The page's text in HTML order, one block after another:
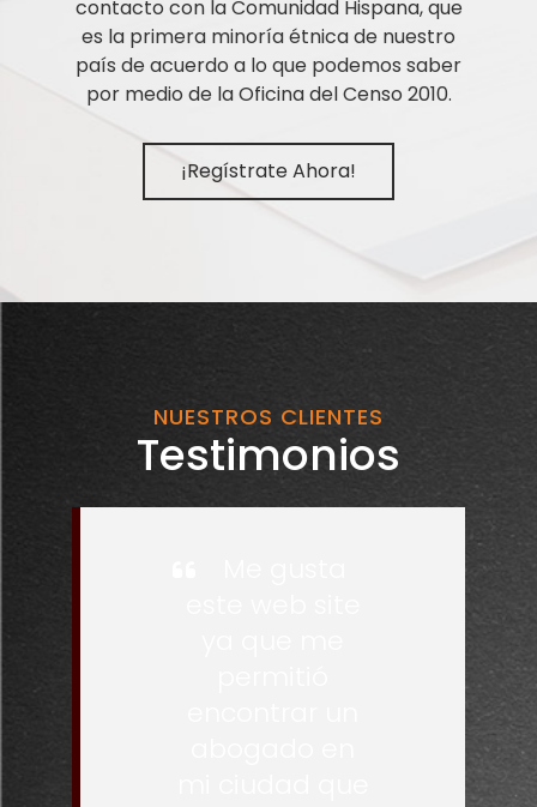
contacto con la Comunidad Hispana, que
es la primera minoría étnica de nuestro
país de acuerdo a lo que podemos saber
por medio de la Oficina del Censo 2010.
¡Regístrate Ahora!
NUESTROS CLIENTES
Testimonios